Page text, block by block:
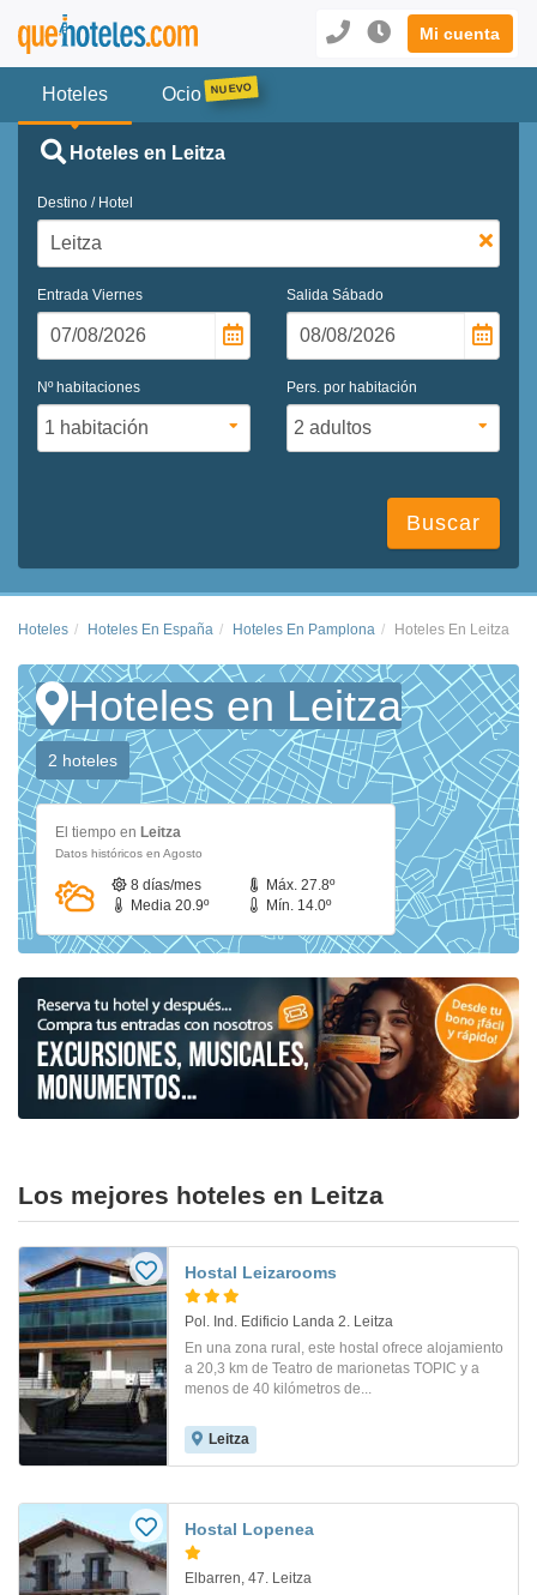
Mi cuenta
Hoteles Ocio
Hoteles en Leitza
Destino / Hotel
Entrada Viernes Salida Sábado
Nº habitaciones Pers. por habitación
Buscar
Hoteles Hoteles En España Hoteles En Pamplona Hoteles En Leitza
Hoteles en Leitza
2 hoteles
El tiempo en Leitza
Datos históricos en Agosto
8 días/mes
Máx. 27.8º
Media 20.9º
Mín. 14.0º
Los mejores hoteles en Leitza
Hostal Leizarooms
Pol. Ind. Edificio Landa 2. Leitza
En una zona rural, este hostal ofrece alojamiento
a 20,3 km de Teatro de marionetas TOPIC y a
menos de 40 kilómetros de...
Leitza
Hostal Lopenea
Elbarren, 47. Leitza